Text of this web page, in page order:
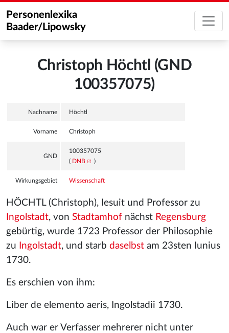
Personenlexika
Baader/Lipowsky
Christoph Höchtl (GND
100357075)
Nachname Höchtl
Vorname Christoph
GND
100357075
( DNB )
Wirkungsgebiet Wissenschaft
HÖCHTL (Christoph), Iesuit und Professor zu
Ingolstadt, von Stadtamhof nächst Regensburg
gebürtig, wurde 1723 Professor der Philosophie
zu
Ingolstadt, und starb daselbst am 23sten Iunius
1730.
Es erschien von ihm:
Liber de elemento aeris, Ingolstadii 1730.
Auch war er Verfasser mehrerer nicht unter